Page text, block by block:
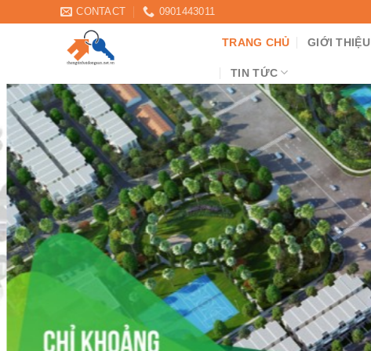
CONTACT 0901443011
TRANG CHỦ GIỚI THIỆU
TIN TỨC